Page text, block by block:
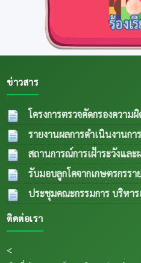
ข่าวสาร
โครงการตรวจคัดกรองควา
ความผิดปกติด้านการมองเห็น
ปีงบประมาณ พ.ศ.2569
รายงานผลการดำเนินงานก
สัตว์ประจำเดือน กรกฎาคม
สถานการณ์การเฝ้าระวังแล
เล็ก PM 2.5 ประจำเดือน กร
2569
รับมอบลูกโคจากเกษตรกรร
รายใหม่ (กรณีลูกตัวที่ 1 เพศ
เกษตรกรรายใหม่) เป็นการ
สัตว์แก่เกษตรกรในระเต็น โด
ประชุมคณะกรรมการ บริหา
ติดต่อเรา
<